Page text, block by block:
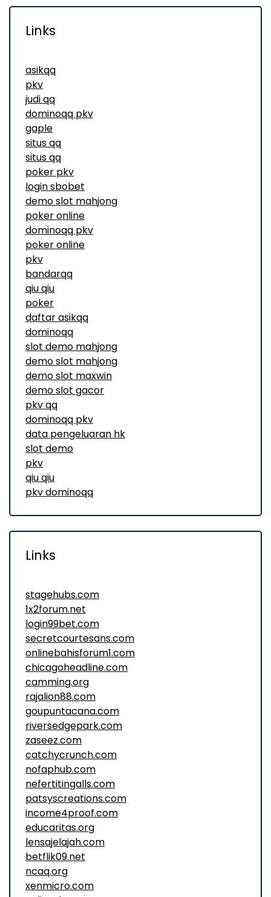
Links
asikqq
pkv
judi qq
dominoqq pkv
gaple
situs qq
situs qq
poker pkv
login sbobet
demo slot mahjong
poker online
dominoqq pkv
poker online
pkv
bandarqq
qiu qiu
poker
daftar asikqq
dominoqq
slot demo mahjong
demo slot mahjong
demo slot maxwin
demo slot gacor
pkv qq
dominoqq pkv
data pengeluaran hk
slot demo
pkv
qiu qiu
pkv dominoqq
Links
stagehubs.com
1x2forum.net
login99bet.com
secretcourtesans.com
onlinebahisforum1.com
chicagoheadline.com
camming.org
rajalion88.com
goupuntacana.com
riversedgepark.com
zaseez.com
catchycrunch.com
nofaphub.com
nefertitingalls.com
patsyscreations.com
income4proof.com
educaritas.org
lensajelajah.com
betflik09.net
ncaq.org
xenmicro.com